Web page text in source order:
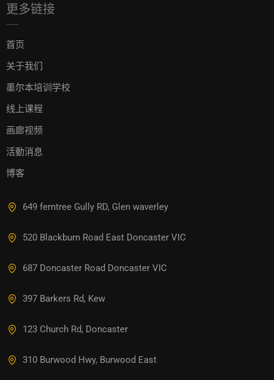
更多链接
首页
关于我们
墨尔本培训学校
线上课程
画廊视频
活動消息
博客
649 ferntree Gully RD, Glen waverley
520 Blackburn Road East Doncaster VIC
687 Doncaster Road Doncaster VIC
397 Barkers Rd, Kew
123 Church Rd, Doncaster
310 Burwood Hwy, Burwood East